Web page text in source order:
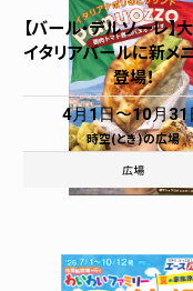
【バール・デルソーレ】
イタリアバールに新メ
登場！
4月1日 10月31
時空(とき)の広場